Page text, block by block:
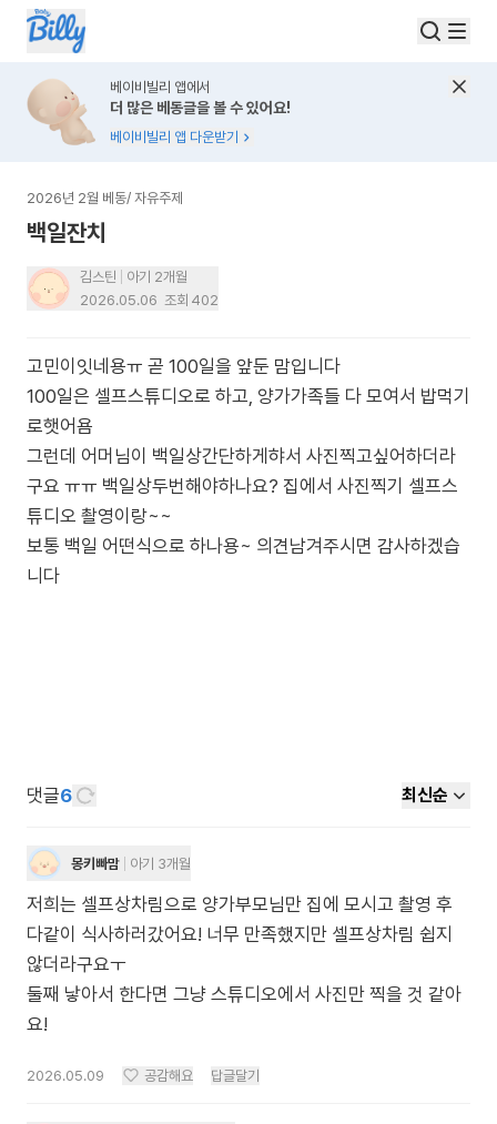
베이비빌리 앱에서
더 많은 베동글을 볼 수 있어요!
베이비빌리 앱 다운받기
2026년 2월 베동/ 자유주제
백일잔치
김스틴
아기 2개월
2026.05.06 조회 402
고민이잇네용ㅠ 곧 100일을 앞둔 맘입니다
100일은 셀프스튜디오로 하고, 양가가족들 다 모여서 밥먹기
로햇어욤
그런데 어머님이 백일상간단하게햐서 사진찍고싶어하더라
구요 ㅠㅠ 백일상두번해야하나요? 집에서 사진찍기 셀프스
튜디오 촬영이랑~~
보통 백일 어떤식으로 하나용~ 의견남겨주시면 감사하겠습
니다
댓글6 최신순
몽키빠맘 아기 3개월
저희는 셀프상차림으로 양가부모님만 집에 모시고 촬영 후
다같이 식사하러갔어요! 너무 만족했지만 셀프상차림 쉽지
않더라구요ㅜ
둘째 낳아서 한다면 그냥 스튜디오에서 사진만 찍을 것 같아
요!
2026.05.09 공감해요 답글달기